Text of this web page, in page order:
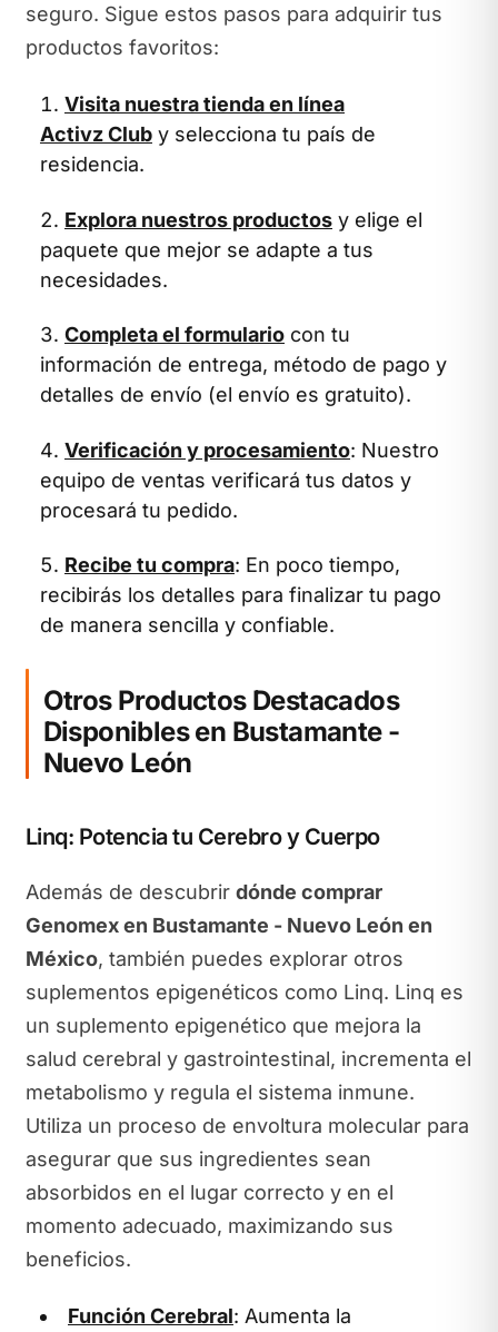
seguro. Sigue estos pasos para adquirir tus
productos favoritos:
Visita nuestra tienda en línea
Activz Club y selecciona tu país de
residencia.
Explora nuestros productos y elige el
paquete que mejor se adapte a tus
necesidades.
Completa el formulario con tu
información de entrega, método de pago y
detalles de envío (el envío es gratuito).
Verificación y procesamiento: Nuestro
equipo de ventas verificará tus datos y
procesará tu pedido.
Recibe tu compra: En poco tiempo,
recibirás los detalles para finalizar tu pago
de manera sencilla y confiable.
Otros Productos Destacados
Disponibles en Bustamante -
Nuevo León
Linq: Potencia tu Cerebro y Cuerpo
Además de descubrir dónde comprar
Genomex en Bustamante - Nuevo León en
México, también puedes explorar otros
suplementos epigenéticos como Linq. Linq es
un suplemento epigenético que mejora la
salud cerebral y gastrointestinal, incrementa el
metabolismo y regula el sistema inmune.
Utiliza un proceso de envoltura molecular para
asegurar que sus ingredientes sean
absorbidos en el lugar correcto y en el
momento adecuado, maximizando sus
beneficios.
Función Cerebral: Aumenta la